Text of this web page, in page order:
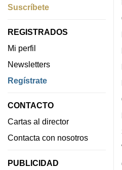
Suscríbete
REGISTRADOS
Mi perfil
Newsletters
Regístrate
CONTACTO
Cartas al director
Contacta con nosotros
PUBLICIDAD